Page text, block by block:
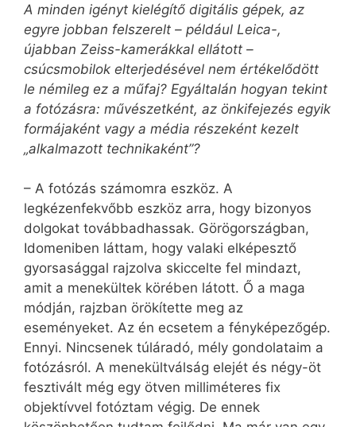
A minden igényt kielégítő digitális gépek, az
egyre jobban felszerelt – például Leica-,
újabban Zeiss-kamerákkal ellátott –
csúcsmobilok elterjedésével nem értékelődött
le némileg ez a műfaj? Egyáltalán hogyan tekint
a fotózásra: művészetként, az önkifejezés egyik
formájaként vagy a média részeként kezelt
„alkalmazott technikaként”?
– A fotózás számomra eszköz. A
legkézenfekvőbb eszköz arra, hogy bizonyos
dolgokat továbbadhassak. Görögországban,
Ido­me­niben láttam, hogy valaki elképesztő
gyorsasággal rajzolva skiccelte fel mindazt,
amit a menekültek körében látott. Ő a maga
módján, rajzban örökítette meg az
eseményeket. Az én ecsetem a fényképezőgép.
Ennyi. Nincsenek túláradó, mély gondolataim a
fotózásról. A menekültválság elejét és négy-öt
fesztivált még egy ötven milliméteres fix
objektívvel fotóztam végig. De ennek